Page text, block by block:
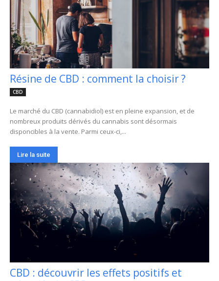
Résine de CBD : comment la choisir ?
CBD
Le marché du CBD (cannabidiol) est en pleine expansion, et de
nombreux produits dérivés du cannabis sont désormais
disponcibles à la vente. Parmi ceux-ci,...
Lire la suite
CBD : découvrir les effets positifs et